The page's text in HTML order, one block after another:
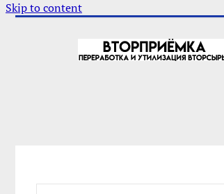
Skip to content